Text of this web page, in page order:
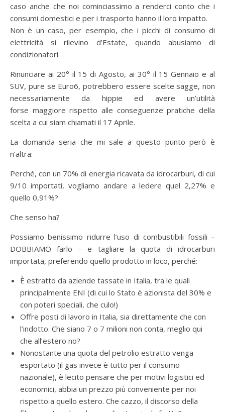
caso anche che noi cominciassimo a renderci conto che i
consumi domestici e per i trasporto hanno il loro impatto.
Non è un caso, per esempio, che i picchi di consumo di
elettricità si rilevino d’Estate, quando abusiamo di
condizionatori.
Rinunciare ai 20° il 15 di Agosto, ai 30° il 15 Gennaio e al
SUV, pure se Euro6, potrebbero essere scelte sagge, non
necessariamente da hippie ed avere un’utilità
forse maggiore rispetto alle conseguenze pratiche della
scelta a cui siam chiamati il 17 Aprile.
La domanda seria che mi sale a questo punto però è
n’altra:
Perché, con un 70% di energia ricavata da idrocarburi, di cui
9/10 importati, vogliamo andare a ledere quel 2,27% e
quello 0,91%?
Che senso ha?
Possiamo benissimo ridurre l’uso di combustibili fossili –
DOBBIAMO farlo – e tagliare la quota di idrocarburi
importata, preferendo quello prodotto in loco, perché:
È estratto da aziende tassate in Italia, tra le quali
principalmente ENI (di cui lo Stato è azionista del 30% e
con poteri speciali, che culo!)
Offre posti di lavoro in Italia, sia direttamente che con
l’indotto. Che siano 7 o 7 milioni non conta, meglio qui
che all’estero no?
Nonostante una quota del petrolio estratto venga
esportato (il gas invece è tutto per il consumo
nazionale), è lecito pensare che per motivi logistici ed
economici, abbia un prezzo più conveniente per noi
rispetto a quello estero. Che cazzo, il discorso della